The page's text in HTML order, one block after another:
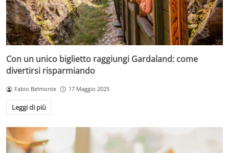
Con un unico biglietto raggiungi Gardaland: come
divertirsi risparmiando
Fabio Belmonte 17 Maggio 2025
Leggi di più